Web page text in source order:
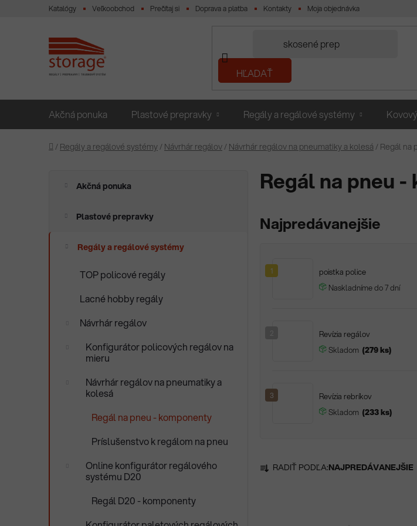
Katalógy Veľkoobchod Prečítaj si Doprava a platba Kontakty Moja objednávka
HĽADAŤ
Akčná ponuka Plastové prepravky Regály a regálové systémy
Domov
/ Regály a regálové systémy/ Návrhár regálov/ Návrhár regálov na pneumatiky a kolesá / Regál na
č
kategórie
g
Akčná ponuka
Plastové prepravky
Regály a regálové systémy
TOP policové regály
Lacné hobby regály
Návrhár regálov
Konfigurátor policových regálov na
mieru
Návrhár regálov na pneumatiky a
kolesá
Regál na pneu - komponenty
Príslušenstvo k regálom na pneu
Online konfigurátor regálového
systému D20
Regál D20 - komponenty
Regál na pneu
Najpredávanejšie
1
poistka police
Naskladníme do 7 dní
Revízia regálov
Skladom (279 ks)
3
Revízia rebríkov
Skladom (233 ks)
RADIŤ PODĽA:NAJPREDÁVANEJŠIE